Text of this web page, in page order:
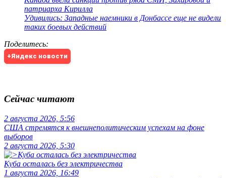
патриарха Кирилла
Удивились: Западные наемники в Донбассе еще не видели
таких боевых действий
Поделитесь:
+Яндекс новости
Сейчас читают
2 августа 2026, 5:56
США стремятся к внешнеполитическим успехам на фоне
выборов
2 августа 2026, 5:30
Куба осталась без электричества
1 августа 2026, 16:49